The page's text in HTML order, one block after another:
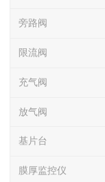
旁路阀
限流阀
充气阀
放气阀
基片台
膜厚监控仪